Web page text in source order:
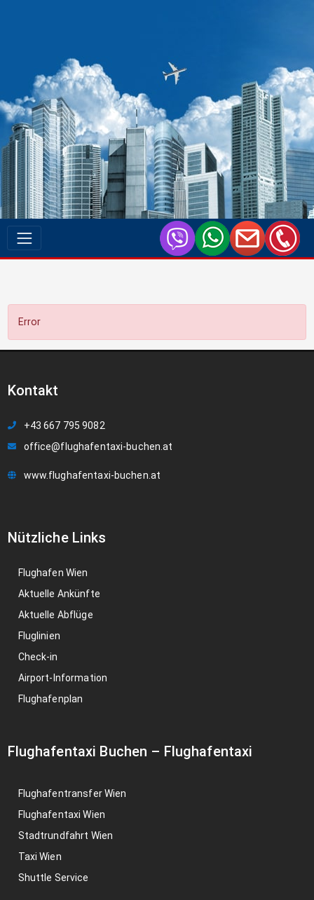
Error
Kontakt
+43 667 795 9082
office@flughafentaxi-buchen.at
www.flughafentaxi-buchen.at
Nützliche Links
Flughafen Wien
Aktuelle Ankünfte
Aktuelle Abflüge
Fluglinien
Check-in
Airport-Information
Flughafenplan
Flughafentaxi Buchen – Flughafentaxi
Flughafentransfer Wien
Flughafentaxi Wien
Stadtrundfahrt Wien
Taxi Wien
Shuttle Service